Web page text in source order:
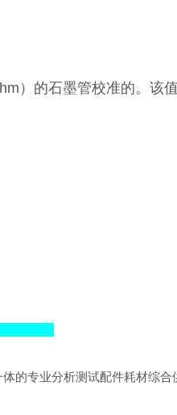
）的石墨管校准的。
的专业分析测试配件耗材综合